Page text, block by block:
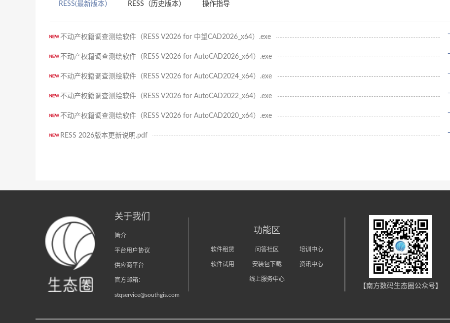
RESS(最新版本） RESS（历史版本） 操作指导
不动产权籍调查测绘软件（RESS V2026 for 中望CAD2026_x64）.exe
不动产权籍调查测绘软件（RESS V2026 for AutoCAD2026_x64）.exe
不动产权籍调查测绘软件（RESS V2026 for AutoCAD2024_x64）.exe
不动产权籍调查测绘软件（RESS V2026 for AutoCAD2022_x64）.exe
不动产权籍调查测绘软件（RESS V2026 for AutoCAD2020_x64）.exe
RESS 2026版本更新说明.pdf
关于我们
简介
平台用户协议
供应商平台
官方邮箱：
stqservice@southgis.com
功能区
软件租赁 问答社区 培训中心
软件试用 安装包下载 资讯中心
线上服务中心
【南方数码生态圈公众号】